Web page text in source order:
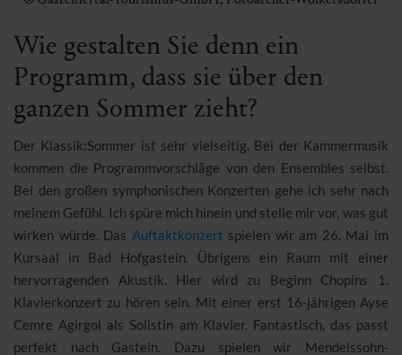
Wie gestalten Sie denn ein
Programm, dass sie über den
ganzen Sommer zieht?
Der Klassik:Sommer ist sehr vielseitig. Bei der Kammermusik
kommen die Programmvorschläge von den Ensembles selbst.
Bei den großen symphonischen Konzerten gehe ich sehr nach
meinem Gefühl. Ich spüre mich hinein und stelle mir vor, was gut
wirken würde. Das Auftaktkonzert spielen wir am 26. Mai im
Kursaal in Bad Hofgastein. Übrigens ein Raum mit einer
hervorragenden Akustik. Hier wird zu Beginn Chopins 1.
Klavierkonzert zu hören sein. Mit einer erst 16-jährigen Ayse
Cemre Agirgol als Solistin am Klavier. Fantastisch, das passt
perfekt nach Gastein. Dazu spielen wir Mendelssohn-